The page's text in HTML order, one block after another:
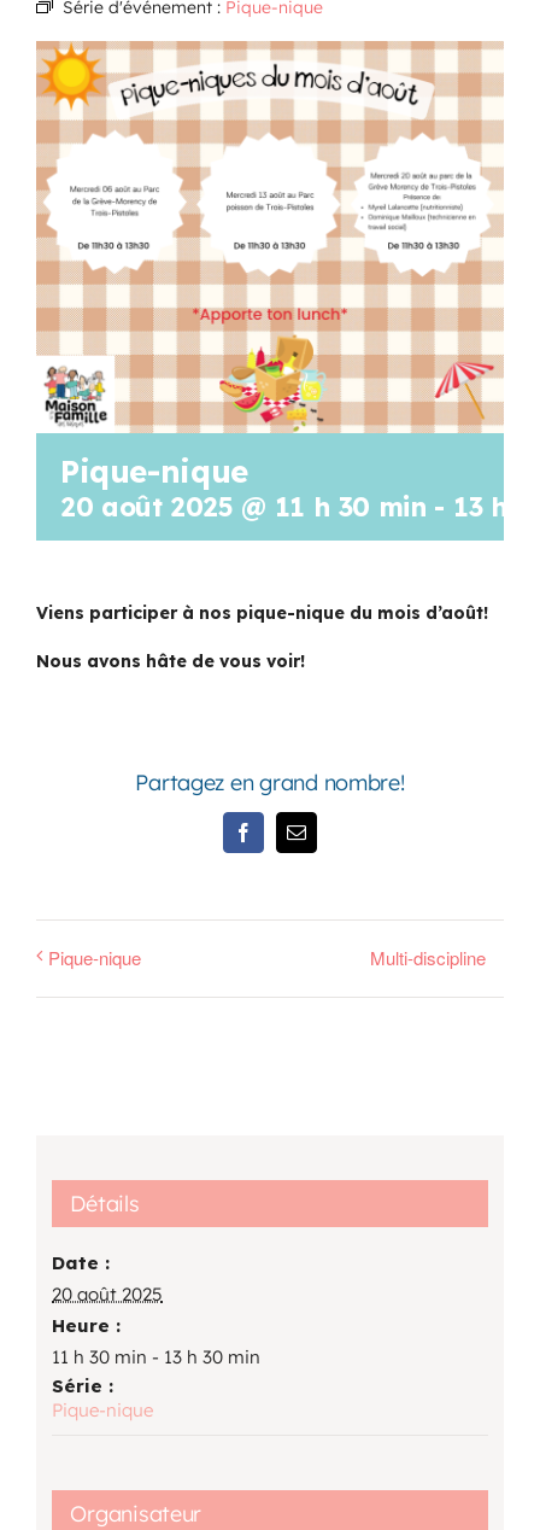
Programmation
Mon Compte
Panier
OFFRES D’EMPLOI
Série d'événement : Pique-nique
Pique-nique
20 août 2025 @ 11 h 30 min - 13 h
Viens participer à nos pique-nique du mois d’août!
Nous avons hâte de vous voir!
Partagez en grand nombre!
FacebookEmail
Pique-nique Multi-discipline
Détails
Date :
20 août 2025
Heure :
11 h 30 min - 13 h 30 min
Série :
Pique-nique
Organisateur